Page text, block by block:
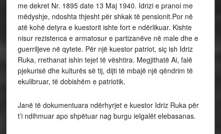
me dekret Nr. 1895 date 13 Maj 1940. Idrizi e pranoi me
mëdyshje, ndoshta thjesht për shkak të pensionit.Por në
atë kohë detyra e kuestorit ishte fort e ndërlikuar. Kishte
nisur rezistenca e armatosur e partizanëve në male dhe e
guerriljeve në qytete. Për një kuestor patriot, siç ish Idriz
Ruka, rrethanat ishin tejet të vështira. Megjithatë Ai, falë
pjekurisë dhe kulturës së tij, dijti të mbajë një qëndrim të
ekulibruar, të dobishëm e patriotik.
Janë të dokumentuara ndërhyrjet e kuestor Idriz Ruka për
t’i ndihmuar apo shpëtuar nag burgu ielgalët elebasanas.